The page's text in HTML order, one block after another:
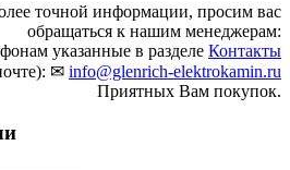
точной информации, просим вас
обращаться к нашим менеджерам:
указанные в разделе Контакты
✉ info@glenrich-elektrokamin.ru
Приятных Вам покупок.